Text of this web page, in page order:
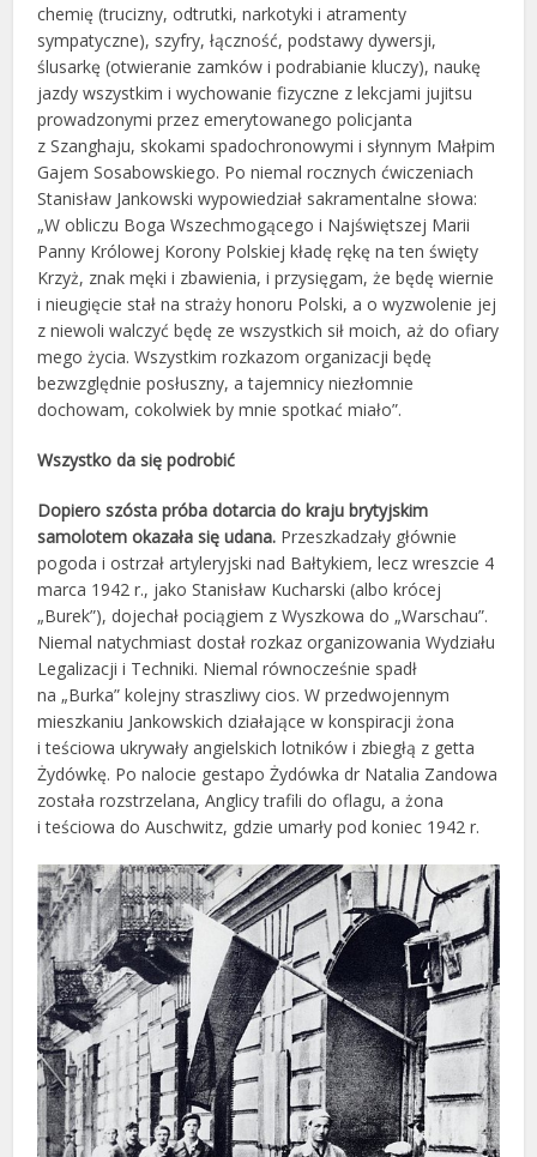
chemię (trucizny, odtrutki, narkotyki i atramenty
sympatyczne), szyfry, łączność, podstawy dywersji,
ślusarkę (otwieranie zamków i podrabianie kluczy), naukę
jazdy wszystkim i wychowanie fizyczne z lekcjami jujitsu
prowadzonymi przez emerytowanego policjanta
z Szanghaju, skokami spadochronowymi i słynnym Małpim
Gajem Sosabowskiego. Po niemal rocznych ćwiczeniach
Stanisław Jankowski wypowiedział sakramentalne słowa:
„W obliczu Boga Wszechmogącego i Najświętszej Marii
Panny Królowej Korony Polskiej kładę rękę na ten święty
Krzyż, znak męki i zbawienia, i przysięgam, że będę wiernie
i nieugięcie stał na straży honoru Polski, a o wyzwolenie jej
z niewoli walczyć będę ze wszystkich sił moich, aż do ofiary
mego życia. Wszystkim rozkazom organizacji będę
bezwzględnie posłuszny, a tajemnicy niezłomnie
dochowam, cokolwiek by mnie spotkać miało”.
Wszystko da się podrobić
Dopiero szósta próba dotarcia do kraju brytyjskim
samolotem okazała się udana. Przeszkadzały głównie
pogoda i ostrzał artyleryjski nad Bałtykiem, lecz wreszcie 4
marca 1942 r., jako Stanisław Kucharski (albo krócej
„Burek”), dojechał pociągiem z Wyszkowa do „Warschau”.
Niemal natychmiast dostał rozkaz organizowania Wydziału
Legalizacji i Techniki. Niemal równocześnie spadł
na „Burka” kolejny straszliwy cios. W przedwojennym
mieszkaniu Jankowskich działające w konspiracji żona
i teściowa ukrywały angielskich lotników i zbiegłą z getta
Żydówkę. Po nalocie gestapo Żydówka dr Natalia Zandowa
została rozstrzelana, Anglicy trafili do oflagu, a żona
i teściowa do Auschwitz, gdzie umarły pod koniec 1942 r.